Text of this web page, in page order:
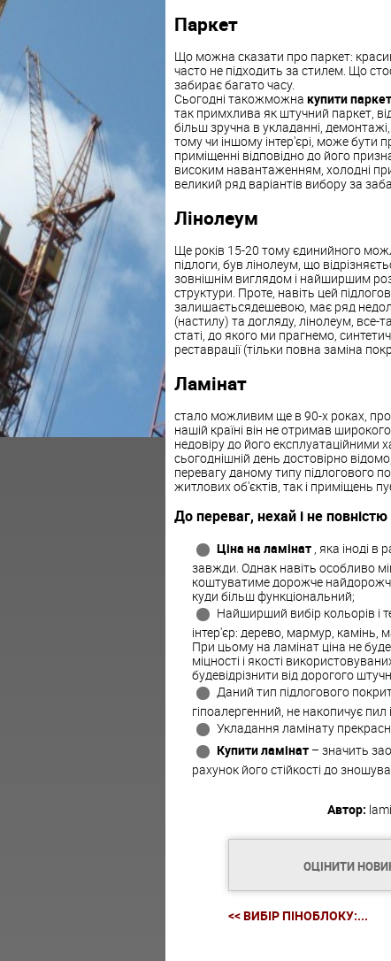
Паркет
Що можна сказати про паркет:
часто не підходить за стилем. Що
забирає багато часу.
Сьогодні такожможна купити
так примхлива як штучний паркет,
більш зручна в укладанні,
тому чи іншому інтер'єрі, може бути
приміщенні відповідно до його
високим навантаженням, холодні
великий ряд варіантів вибору за
Лінолеум
Ще років 15-20 тому єдинийного
підлоги, був лінолеум, що
зовнішнім виглядом і найширшим
структури. Проте, навіть цей
залишаєтьсядешевою, має ряд
(настилу) та догляду, лінолеум, все-
статі, до якого ми прагнемо,
реставрації (тільки повна заміна
Ламінат
стало можливим ще в 90-х роках,
нашій країні він не отримав
недовіру до його експлуатаційними
сьогоднішній день достовірно
перевагу даному типу підлогового
житлових об'єктів, так і приміщень
До переваг, нехай і не
Ціна на ламінат , яка іноді
завжди. Однак навіть особливо
коштуватиме дорожче
куди більш функціональний;
Найширший вибір кольорів і
інтер'єр: дерево, мармур, камінь,
При цьому на ламінат ціна не
міцності і якості
будевідрізнити від дорогого
Даний тип підлогового
гіпоалергенний, не накопичує пил
Укладання ламінату
Купити ламінат – значить
рахунок його стійкості до
Автор:
ОЦІНИТИ
<< ВИБІР ПІНОБЛОКУ:...